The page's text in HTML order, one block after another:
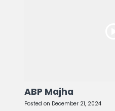
ABP Majha
Posted on December 21, 2024